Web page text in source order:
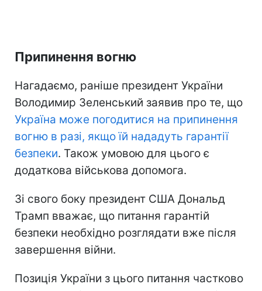
Припинення вогню
Нагадаємо, раніше президент України
Володимир Зеленський заявив про те, що
Україна може погодитися на припинення
вогню в разі, якщо їй нададуть гарантії
безпеки. Також умовою для цього є
додаткова військова допомога.
Зі свого боку президент США Дональд
Трамп вважає, що питання гарантій
безпеки необхідно розглядати вже після
завершення війни.
Позиція України з цього питання частково